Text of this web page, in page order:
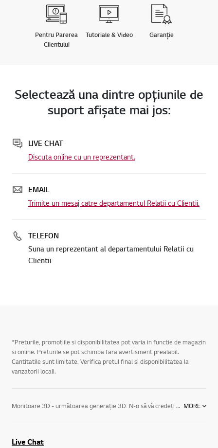
Pentru Parerea
Clientului
Tutoriale & Video Garanție
Selectează una dintre opţiunile de
suport afişate mai jos:
LIVE CHAT
Discuta online cu un reprezentant.
EMAIL
Trimite un mesaj catre departamentul Relatii cu Clientii.
TELEFON
Suna un reprezentant al departamentului Relatii cu
Clientii
*Preturile, promotiile si disponibilitatea pot varia in functie de magazin
si online. Preturile se pot schimba fara avertisment prealabil.
Cantitatile sunt limitate. Verifica pretul final si disponibilitatea la
vanzatorii locali.
Monitoare 3D - următoarea generaţie 3D: N-o să vă credeţi ochilor nici după ce le vedeţi. Trăiţi experienţa unei noi dimensiuni a divertismentului 3D cu cele mai noi monitoare 3D pentru computere de la LG. Bucuraţi-vă de conţinutul 2D convertit la 3D chiar la dv. acasă.Monitoare LED: Pregătiţi-vă să fiţi uluit. Monitoarele LED de la LG oferă un control mai bun al luminozităţii, un contrast mai ridicat, claritate sporită şi mai multe detalii ale culorilor, precum şi un consum de energie mai eficient.Monitoare LCD: Obţineţi calitate realistă a imaginilor, tehnologie pentru economia de energie, certificare, precum şi modele şi caracteristici uluitoare ale monitoarelor.Monitoare TV: Componentele centrale cele mai moderne pentru divertisment, aceste ecrane de la LG pot fi atât monitoare pentru computer cât şi televizoare, oferind o experienţă multimedia completă pentru lucru sau pentru timpul liber, cu rezoluţia extraordinară full HD la 1080P disponibilă acum şi la afişajele pentru computer.Cu ajutorul unui monitor calculator de la LG veţi descoperi o tehnologie de vârf pentru afişaj şi modele compacte, de la monitoarele 3D, noul standard de excelenţă în materie de imagini tridimensionale şi până la uimitoarele monitoare LCD şi LED, cu afişaj şi caracteristici de cel mai înalt nivel. Veţi avea o nouă perspectivă asupra vieţii cu ajutorul monitoarelor şi al altor produse IT de la LG. MORE
Live Chat